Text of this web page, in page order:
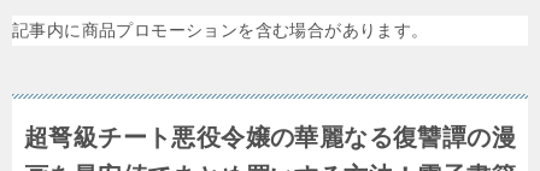
記事内に商品プロモーションを含む場合があります。
超弩級チート悪役令嬢の華麗なる復讐譚の漫